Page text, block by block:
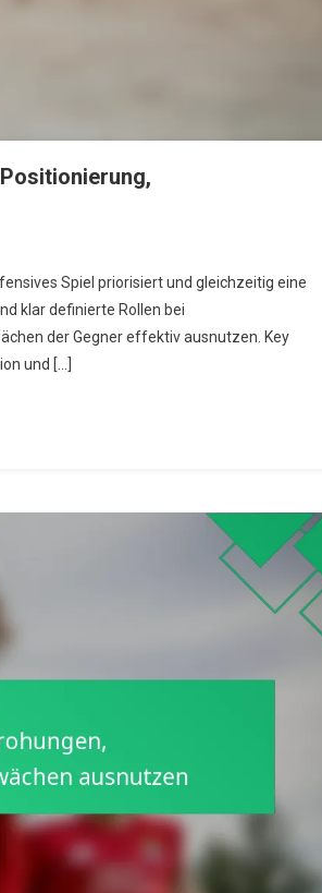
Spiel priorisiert und gleichzeitig eine
klar definierte Rollen bei
der Gegner effektiv ausnutzen. Key
und […]